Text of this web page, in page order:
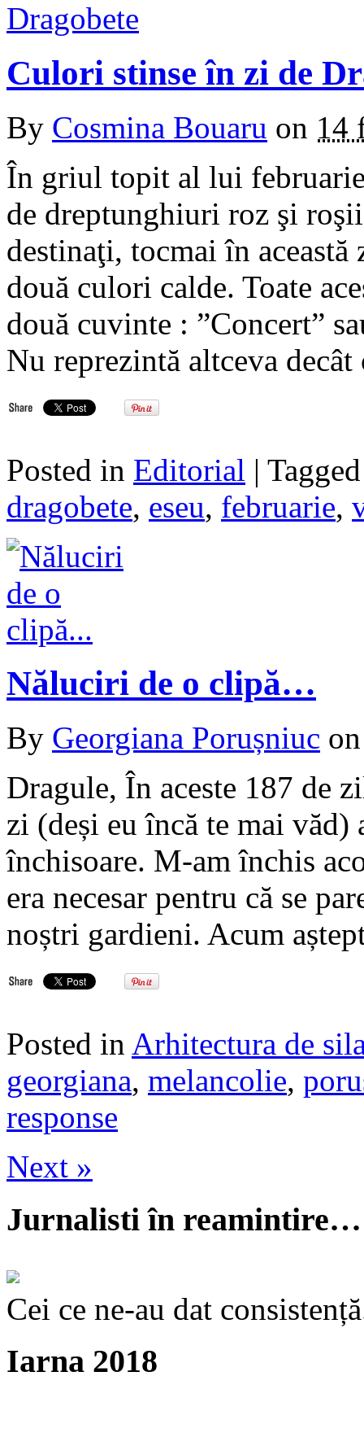
Culori stinse în zi de
By Cosmina Bouaru on 14
În griul topit al lui
de dreptunghiuri roz şi
destinaţi, tocmai în
două culori calde. Toate
două cuvinte : ”Concert”
Nu reprezintă altceva
Posted in Editorial |
dragobete, eseu, februarie,
Năluciri de o clipă…
By Georgiana Porușniuc
Dragule, În aceste 187 de
zi (deși eu încă te mai
închisoare. M-am închis
era necesar pentru că se
noștri gardieni. Acum
Posted in Arhitectura de
georgiana, melancolie,
response
Next »
Jurnalisti în reamintire…
Cei ce ne-au dat
Iarna 2018